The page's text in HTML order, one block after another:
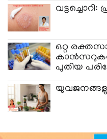
വട്ടച്ചൊറി:
ഒറ്റ
കാൻസറുകൾ
പുതിയ